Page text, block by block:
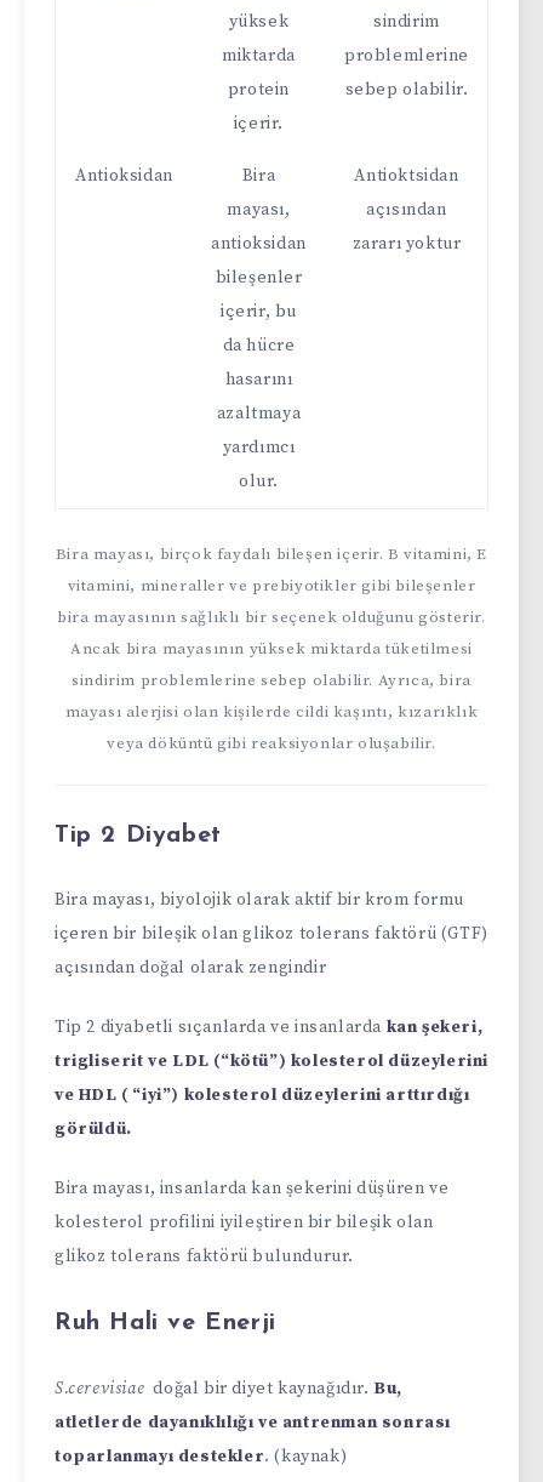
yüksek
miktarda
protein
içerir.
sindirim
problemlerine
sebep olabilir.
Antioksidan
Bira
mayası,
antioksidan
bileşenler
içerir, bu
da hücre
hasarını
azaltmaya
yardımcı
olur.
Antioktsidan
açısından
zararı yoktur
Bira mayası, birçok faydalı bileşen içerir. B vitamini, E
vitamini, mineraller ve prebiyotikler gibi bileşenler
bira mayasının sağlıklı bir seçenek olduğunu gösterir.
Ancak bira mayasının yüksek miktarda tüketilmesi
sindirim problemlerine sebep olabilir. Ayrıca, bira
mayası alerjisi olan kişilerde cildi kaşıntı, kızarıklık
veya döküntü gibi reaksiyonlar oluşabilir.
Tip 2 Diyabet
Bira mayası, biyolojik olarak aktif bir krom formu
içeren bir bileşik olan glikoz tolerans faktörü (GTF)
açısından doğal olarak zengindir
Tip 2 diyabetli sıçanlarda ve insanlarda kan şekeri,
trigliserit ve LDL (“kötü”) kolesterol düzeylerini
ve HDL ( “iyi”) kolesterol düzeylerini arttırdığı
görüldü.
Bira mayası, insanlarda kan şekerini düşüren ve
kolesterol profilini iyileştiren bir bileşik olan
glikoz tolerans faktörü bulundurur.
Ruh Hali ve Enerji
S.cerevisiae doğal bir diyet kaynağıdır. Bu,
atletlerde dayanıklılığı ve antrenman sonrası
toparlanmayı destekler.(kaynak)